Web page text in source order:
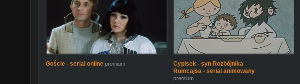
Goście - serial online premium
Cypisek - syn Rozbójnika
Rumcajsa - serial animowany
premium